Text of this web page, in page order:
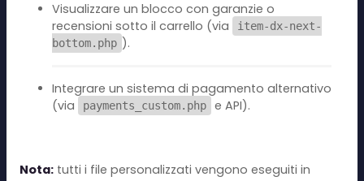
Visualizzare un blocco con garanzie o
recensioni sotto il carrello (via
item-dx-next-
bottom.php ).
Integrare un sistema di pagamento alternativo
(via
payments_custom.php e API).
Nota: tutti i file personalizzati vengono eseguiti in